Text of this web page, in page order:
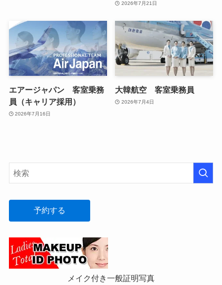
2026年7月21日
エアージャパン 客室乗務
員（キャリア採用）
2026年7月16日
大韓航空 客室乗務員
2026年7月4日
予約する
メイク付き一般証明写真